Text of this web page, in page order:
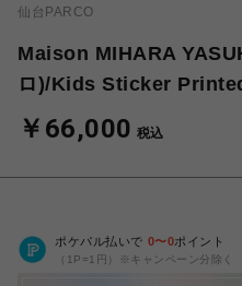
仙台PARCO
Maison MIHARA
ロ)/Kids Sticker
￥66,000 税込
ポケパル払いで 0〜0ポイント
（1P=1円）※キャンペーン分除く